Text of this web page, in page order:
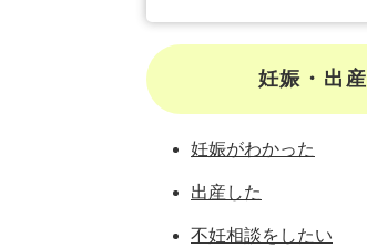
妊娠・出産
妊娠がわかった
出産した
不妊相談をしたい